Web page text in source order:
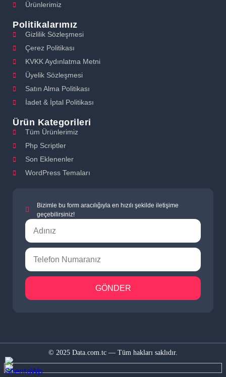
Ürünlerimiz
Politikalarımız
Gizlilik Sözleşmesi
Çerez Politikası
KVKK Aydınlatma Metni
Üyelik Sözleşmesi
Satın Alma Politikası
İadet & İptal Politikası
Ürün Kategorileri
Tüm Ürünlerimiz
Php Scriptler
Son Eklenenler
WordPress Temaları
Bizimle bu form aracılığıyla en hızılı şekilde iletişime
geçebilirsiniz!
GÖNDER
© 2025 Data.com.tc — Tüm hakları saklıdır.